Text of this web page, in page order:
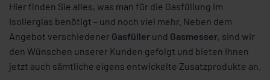
Hier finden Sie alles, was man für die Gasfüllung im
Isolierglas benötigt – und noch viel mehr. Neben dem
Angebot verschiedener Gasfüller und Gasmesser, sind wir
den Wünschen unserer Kunden gefolgt und bieten Ihnen
jetzt auch sämtliche eigens entwickelte Zusatzprodukte an.